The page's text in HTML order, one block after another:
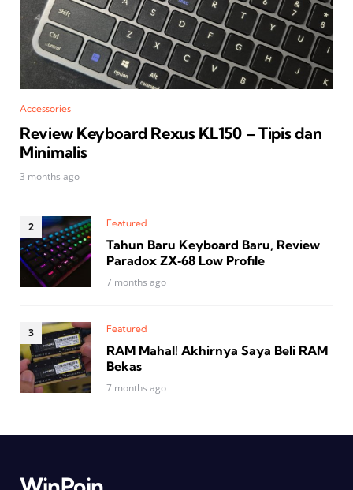
Accessories
Review Keyboard Rexus KL150 – Tipis dan
Minimalis
3 months ago
Featured
Tahun Baru Keyboard Baru, Review
Paradox ZX‑68 Low Profile
7 months ago
Featured
RAM Mahal! Akhirnya Saya Beli RAM
Bekas
7 months ago